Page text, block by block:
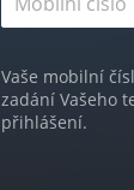
Vaše mobilní
zadání Vašeho
přihlášení.